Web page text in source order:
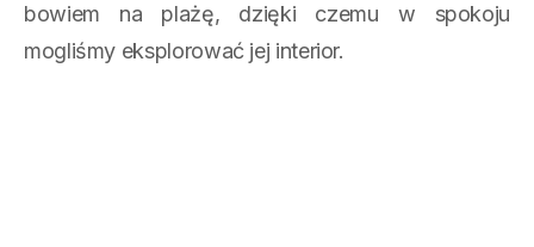
bowiem na plażę, dzięki czemu w spokoju
mogliśmy eksplorować jej interior.